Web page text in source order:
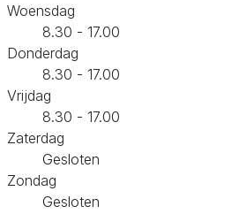
Woensdag
8.30 - 17.00
Donderdag
8.30 - 17.00
Vrijdag
8.30 - 17.00
Zaterdag
Gesloten
Zondag
Gesloten